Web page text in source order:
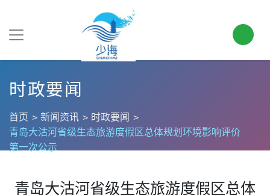
时政要闻
首页 新闻资讯
时政要闻
青岛大沽河省级生态旅游度假区总体规划环境影响评价
第一次公示
青岛大沽河省级生态旅游度假区总体